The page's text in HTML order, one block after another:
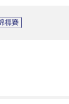
標賽